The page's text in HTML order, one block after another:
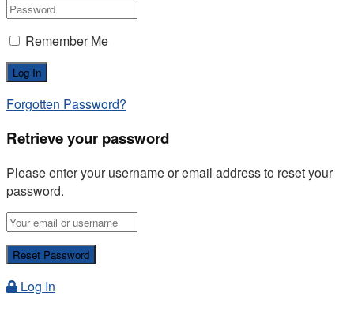
Remember Me
Forgotten Password?
Retrieve your password
Please enter your username or email address to reset your
password.
Log In